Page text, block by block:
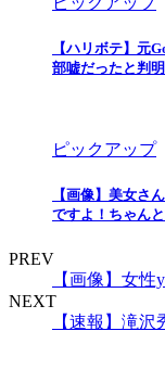
【ハリボテ】元
部嘘だったと判明
ピックアップ
【画像】美女さ
ですよ！ちゃんと
PREV
【画像】女性
NEXT
【速報】滝沢